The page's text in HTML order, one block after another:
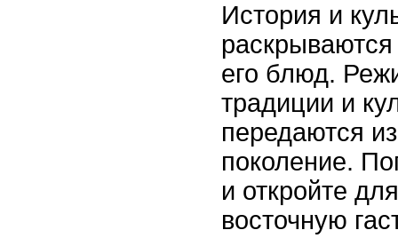
История и
раскрываются
его блюд.
традиции и
передаются
поколение.
и откройте
восточную